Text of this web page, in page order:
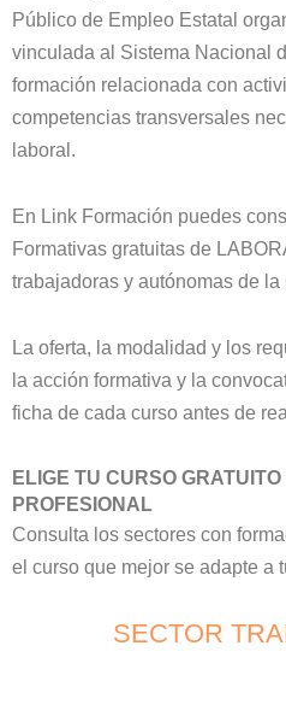
Público de Empleo Estatal
vinculada al Sistema Nacional
formación relacionada con
competencias transversales
laboral.
En Link Formación puedes
Formativas gratuitas de
trabajadoras y autónomas de
La oferta, la modalidad y los
la acción formativa y la
ficha de cada curso antes de
ELIGE TU CURSO
PROFESIONAL
Consulta los sectores con
el curso que mejor se adapte a
SECTOR